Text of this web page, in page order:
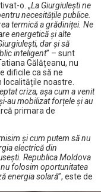
o. „La Giurgiulești ne
necesitățile publice.
termică a grădiniței. Ne
energetică și alte
dar și să
inteligent” – sunt
Gălățeanu, nu
dificile ca să ne
noastre.
criza, așa cum a venit
au mobilizat forțele și au
primara de
și cum putem să nu
electrică din
Republica Moldova
folosim oportunitatea
energia solară”, este de